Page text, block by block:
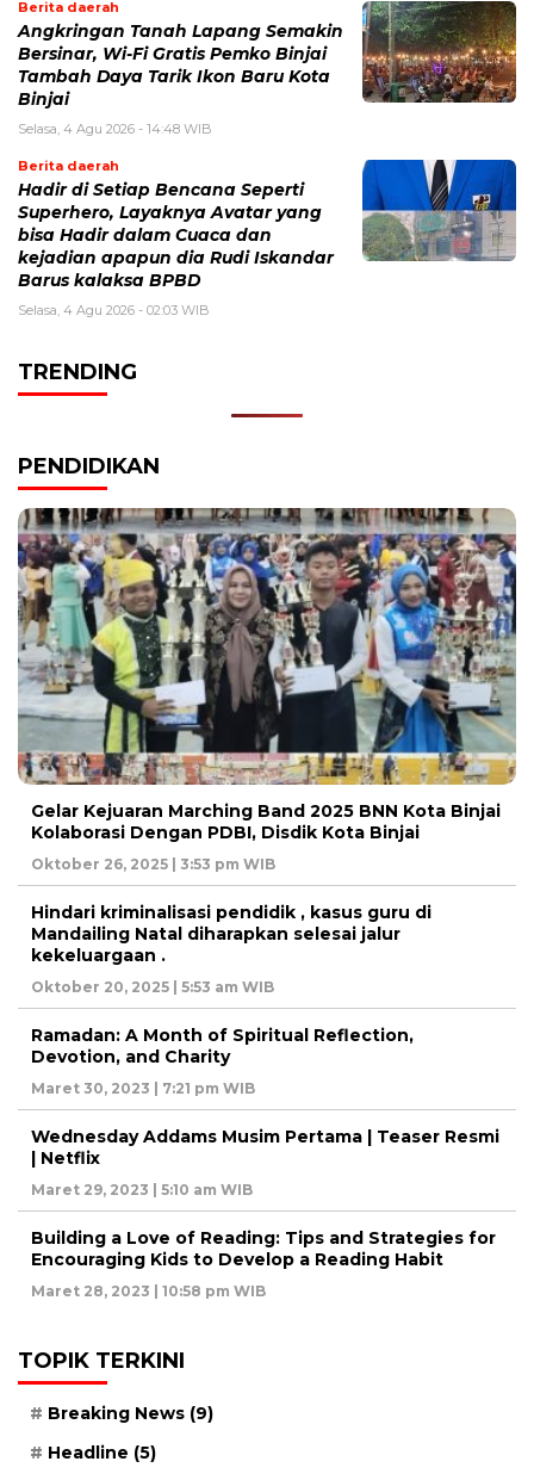
Berita daerah
Angkringan Tanah Lapang Semakin
Bersinar, Wi-Fi Gratis Pemko Binjai
Tambah Daya Tarik Ikon Baru Kota
Binjai
Selasa, 4 Agu 2026 - 14:48 WIB
Berita daerah
Hadir di Setiap Bencana Seperti
Superhero, Layaknya Avatar yang
bisa Hadir dalam Cuaca dan
kejadian apapun dia Rudi Iskandar
Barus kalaksa BPBD
Selasa, 4 Agu 2026 - 02:03 WIB
TRENDING
PENDIDIKAN
Gelar Kejuaran Marching Band 2025 BNN Kota Binjai
Kolaborasi Dengan PDBI, Disdik Kota Binjai
Oktober 26, 2025 | 3:53 pm WIB
Hindari kriminalisasi pendidik , kasus guru di
Mandailing Natal diharapkan selesai jalur
kekeluargaan .
Oktober 20, 2025 | 5:53 am WIB
Ramadan: A Month of Spiritual Reflection,
Devotion, and Charity
Maret 30, 2023 | 7:21 pm WIB
Wednesday Addams Musim Pertama | Teaser Resmi
| Netflix
Maret 29, 2023 | 5:10 am WIB
Building a Love of Reading: Tips and Strategies for
Encouraging Kids to Develop a Reading Habit
Maret 28, 2023 | 10:58 pm WIB
TOPIK TERKINI
Breaking News (9)
Headline (5)